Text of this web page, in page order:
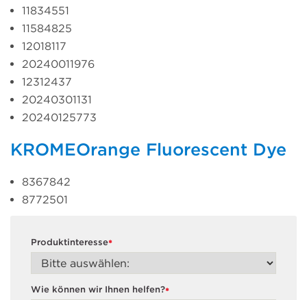
11834551
11584825
12018117
20240011976
12312437
20240301131
20240125773
KROMEOrange Fluorescent Dye
8367842
8772501
*
Produktinteresse
*
Wie können wir Ihnen helfen?